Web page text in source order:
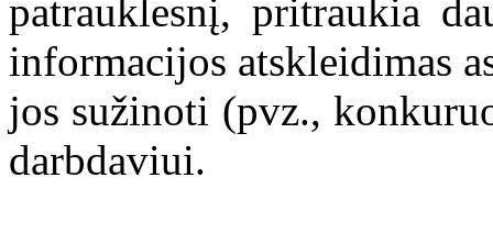
patrauklesnį, pritraukia
informacijos atskleidimas
jos sužinoti (pvz.,
darbdaviui.